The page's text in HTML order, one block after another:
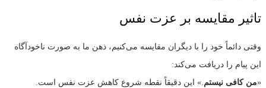
تاثیر مقایسه بر عزت نفس
وقتی دائماً خود را با دیگران مقایسه می‌کنیم، ذهن ما به صورت ناخودآگاه
این پیام را دریافت می‌کند:
«من کافی نیستم .» این دقیقاً نقطه شروع کاهش عزت نفس است.